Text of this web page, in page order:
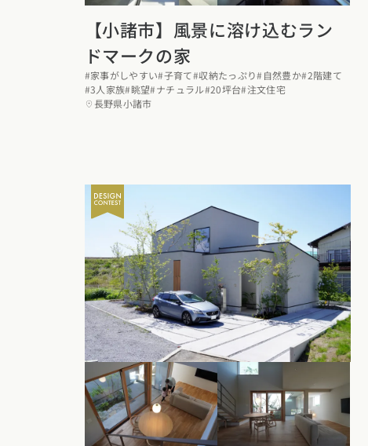
香川県徳島県愛媛県
福岡県佐賀県長崎県
【小諸市】風景に溶け込むラン
ドマークの家
#家事がしやすい#子育て#収納たっぷり#自然豊か#2階建て
#3人家族#眺望#ナチュラル#20坪台#注文住宅
長野県小諸市